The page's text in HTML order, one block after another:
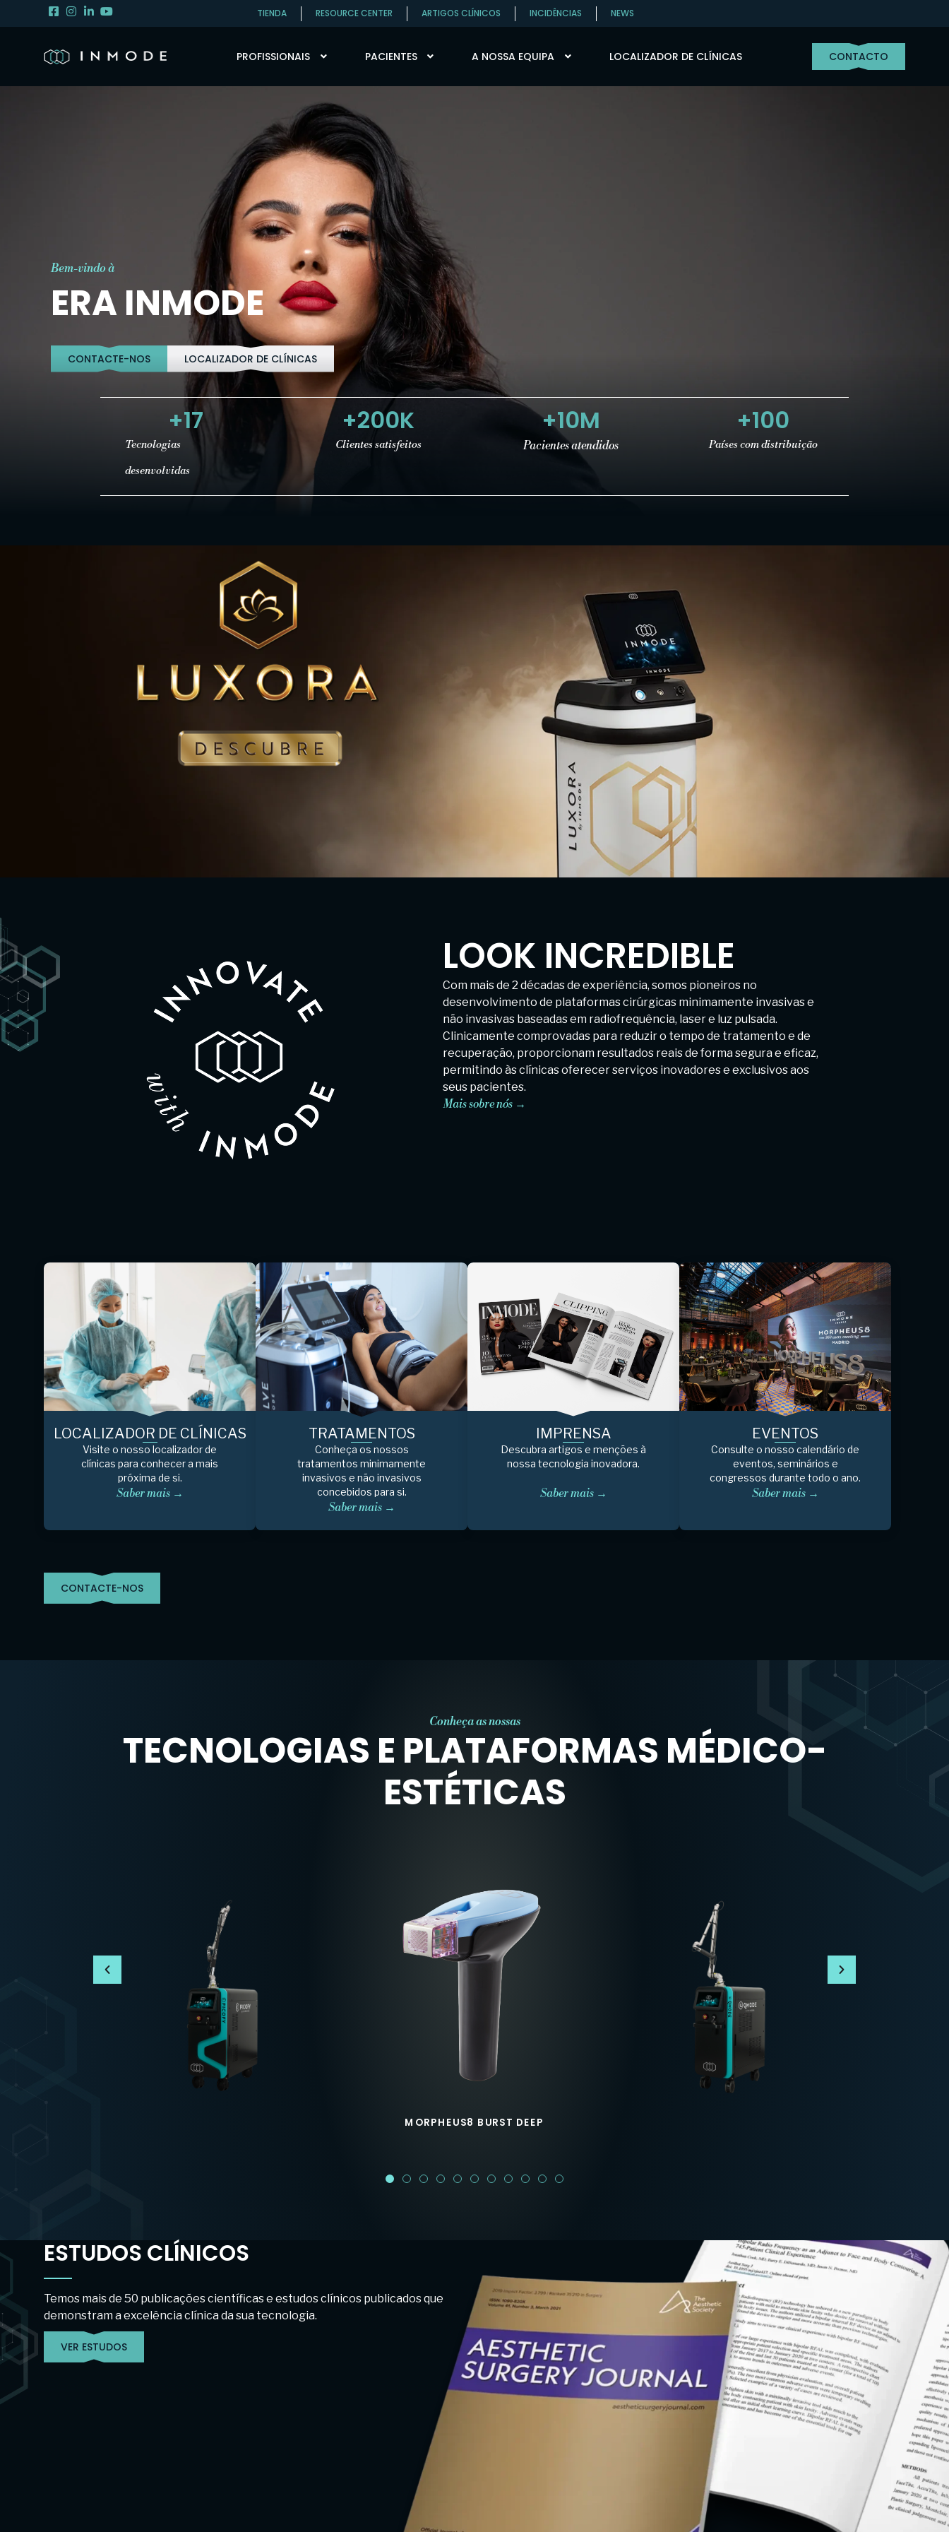
TIENDA RESOURCE CENTER ARTIGOS CLÍNICOS INCIDÊNCIAS NEWS
PROFISSIONAIS PACIENTES A NOSSA EQUIPA LOCALIZADOR DE CLÍNICAS CONTACTO
Bem-vindo à
ERA INMODE
CONTACTE-NOS LOCALIZADOR DE CLÍNICAS
Tecnologias
desenvolvidas
+17
Clientes satisfeitos
+200K
Pacientes atendidos
+10M
Países com distribuição
+100
LOOK INCREDIBLE
Com mais de 2 décadas de experiência, somos pioneiros no
desenvolvimento de plataformas cirúrgicas minimamente invasivas e
não invasivas baseadas em radiofrequência, laser e luz pulsada.
Clinicamente comprovadas para reduzir o tempo de tratamento e de
recuperação, proporcionam resultados reais de forma segura e eficaz,
permitindo às clínicas oferecer serviços inovadores e exclusivos aos
seus pacientes.
Mais sobre nós →
LOCALIZADOR DE CLÍNICAS
Visite o nosso localizador de
clínicas para conhecer a mais
próxima de si.
Saber mais →
TRATAMENTOS
Conheça os nossos
tratamentos minimamente
invasivos e não invasivos
concebidos para si.
Saber mais →
IMPRENSA
Descubra artigos e menções à
nossa tecnologia inovadora.
Saber mais →
EVENTOS
Consulte o nosso calendário de
eventos, seminários e
congressos durante todo o ano.
Saber mais →
CONTACTE-NOS
Conheça as nossas
TECNOLOGIAS E PLATAFORMAS MÉDICO-
ESTÉTICAS
MORPHEUS8 BURST DEEP
ESTUDOS CLÍNICOS
Temos mais de 50 publicações científicas e estudos clínicos publicados que
demonstram a excelência clínica da sua tecnologia.
VER ESTUDOS